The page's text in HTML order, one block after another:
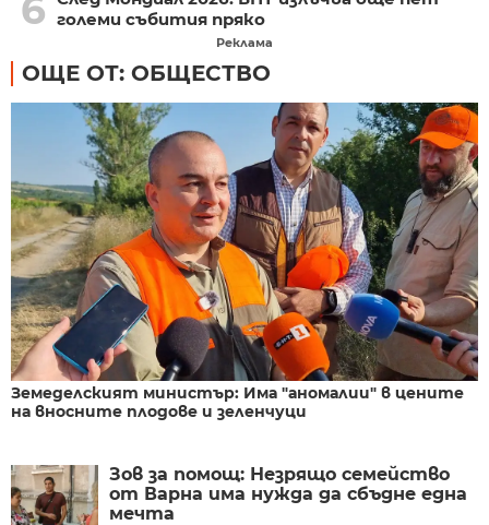
6 големи събития пряко
Реклама
ОЩЕ ОТ: ОБЩЕСТВО
Земеделският министър: Има "аномалии" в цените
на вносните плодове и зеленчуци
Зов за помощ: Незрящо семейство
от Варна има нужда да сбъдне една
мечта